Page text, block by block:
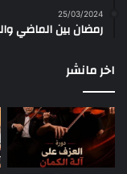
25/03/2024
رمضان بين الماضي
اخر مانشر